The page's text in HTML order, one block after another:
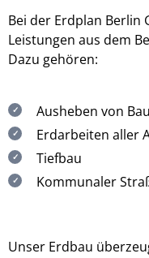
Bei der Erdplan Berlin
Leistungen aus dem
Dazu gehören:
Ausheben von
Erdarbeiten aller
Tiefbau
Kommunaler
Unser Erdbau